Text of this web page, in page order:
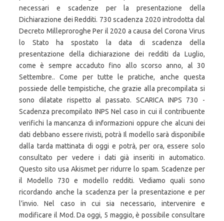
necessari e scadenze per la presentazione della
Dichiarazione dei Redditi. 730 scadenza 2020 introdotta dal
Decreto Milleproroghe Per il 2020 a causa del Corona Virus
lo Stato ha spostato la data di scadenza della
presentazione della dichiarazione dei redditi da Luglio,
come è sempre accaduto fino allo scorso anno, al 30
Settembre.. Come per tutte le pratiche, anche questa
possiede delle tempistiche, che grazie alla precompilata si
sono dilatate rispetto al passato. SCARICA INPS 730 -
Scadenza precompilato INPS Nel caso in cui il contribuente
verifichi la mancanza di informazioni oppure che alcuni dei
dati debbano essere rivisti, potrà Il modello sarà disponibile
dalla tarda mattinata di oggi e potrà, per ora, essere solo
consultato per vedere i dati già inseriti in automatico.
Questo sito usa Akismet per ridurre lo spam. Scadenze per
il Modello 730 e modello redditi. Vediamo quali sono
ricordando anche la scadenza per la presentazione e per
l’invio. Nel caso in cui sia necessario, intervenire e
modificare il Mod. Da oggi, 5 maggio, è possibile consultare